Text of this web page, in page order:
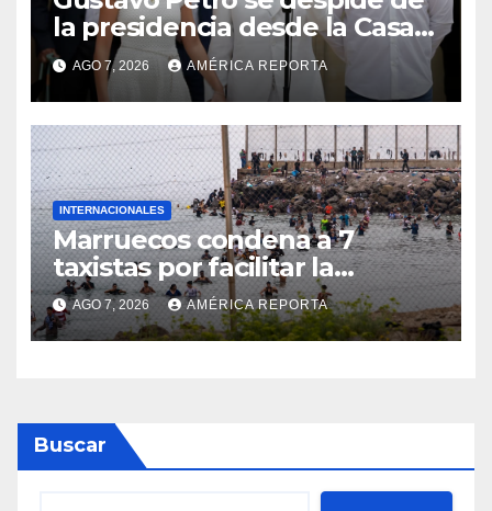
la presidencia desde la Casa
de Nariño
AGO 7, 2026 AMÉRICA REPORTA
INTERNACIONALES
Marruecos condena a 7
taxistas por facilitar la
migración irregular hacia
Ceuta
AGO 7, 2026 AMÉRICA REPORTA
Buscar